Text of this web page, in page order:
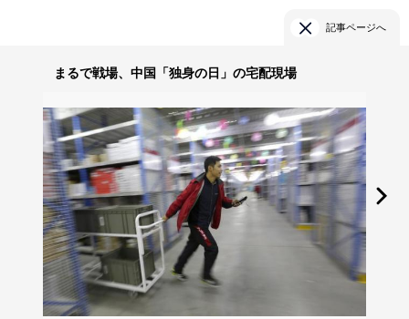
記事ページへ
まるで戦場、中国「独身の日」の宅配現場